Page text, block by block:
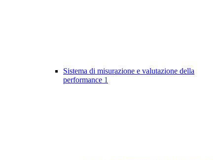
Sistema di misurazione e valutazione della
performance 1